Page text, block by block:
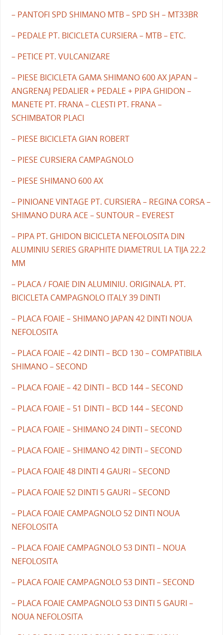
– PANTOFI SPD SHIMANO MTB – SPD SH – MT33BR
– PEDALE PT. BICICLETA CURSIERA – MTB – ETC.
– PETICE PT. VULCANIZARE
– PIESE BICICLETA GAMA SHIMANO 600 AX JAPAN –
ANGRENAJ PEDALIER + PEDALE + PIPA GHIDON –
MANETE PT. FRANA – CLESTI PT. FRANA –
SCHIMBATOR PLACI
– PIESE BICICLETA GIAN ROBERT
– PIESE CURSIERA CAMPAGNOLO
– PIESE SHIMANO 600 AX
– PINIOANE VINTAGE PT. CURSIERA – REGINA CORSA –
SHIMANO DURA ACE – SUNTOUR – EVEREST
– PIPA PT. GHIDON BICICLETA NEFOLOSITA DIN
ALUMINIU SERIES GRAPHITE DIAMETRUL LA TIJA 22.2
MM
– PLACA / FOAIE DIN ALUMINIU. ORIGINALA. PT.
BICICLETA CAMPAGNOLO ITALY 39 DINTI
– PLACA FOAIE – SHIMANO JAPAN 42 DINTI NOUA
NEFOLOSITA
– PLACA FOAIE – 42 DINTI – BCD 130 – COMPATIBILA
SHIMANO – SECOND
– PLACA FOAIE – 42 DINTI – BCD 144 – SECOND
– PLACA FOAIE – 51 DINTI – BCD 144 – SECOND
– PLACA FOAIE – SHIMANO 24 DINTI – SECOND
– PLACA FOAIE – SHIMANO 42 DINTI – SECOND
– PLACA FOAIE 48 DINTI 4 GAURI – SECOND
– PLACA FOAIE 52 DINTI 5 GAURI – SECOND
– PLACA FOAIE CAMPAGNOLO 52 DINTI NOUA
NEFOLOSITA
– PLACA FOAIE CAMPAGNOLO 53 DINTI – NOUA
NEFOLOSITA
– PLACA FOAIE CAMPAGNOLO 53 DINTI – SECOND
– PLACA FOAIE CAMPAGNOLO 53 DINTI 5 GAURI –
NOUA NEFOLOSITA